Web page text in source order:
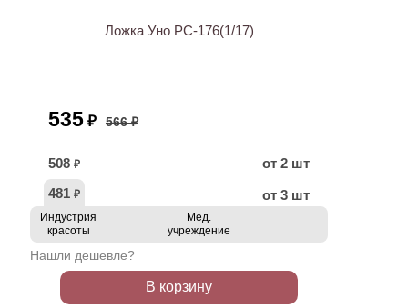
Ложка Уно PC-176(1/17)
535 ₽ 566 ₽
508 ₽
от 2 шт
481 ₽ от 3 шт
Индустрия
красоты
Мед.
учреждение
Нашли дешевле?
В корзину